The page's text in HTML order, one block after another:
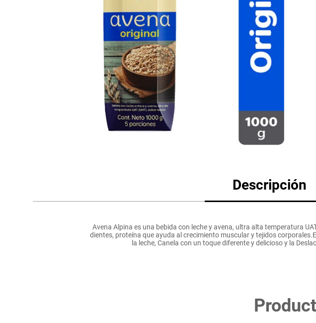
lácteos y refrigerados
otros
Descripción
Avena Alpina es una bebida con leche y avena, ultra alta temperatura
dientes, proteína que ayuda al crecimiento muscular y tejidos
la leche, Canela con un toque diferente y delicioso y la